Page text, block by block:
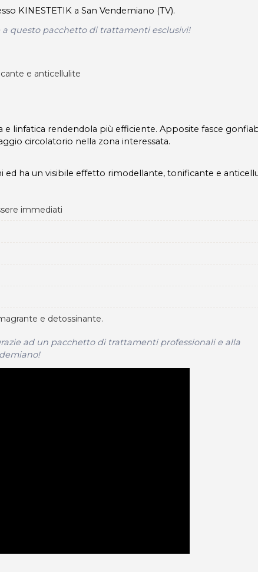
KINESTETIK a San Vendemiano (TV).
questo pacchetto di trattamenti esclusivi!
e anticellulite
e linfatica rendendola più efficiente. Apposite fasce
circolatorio nella zona interessata.
ed ha un visibile effetto rimodellante, tonificante e
immediati
e detossinante.
ad un pacchetto di trattamenti professionali e alla